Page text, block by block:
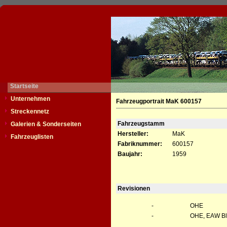
Startseite
Unternehmen
Streckennetz
Galerien & Sonderseiten
Fahrzeuglisten
Fahrzeugportrait MaK 600157
Fahrzeugstamm
Hersteller:
MaK
Fabriknummer:
600157
Baujahr:
1959
Revisionen
-
OHE
-
OHE, EAW